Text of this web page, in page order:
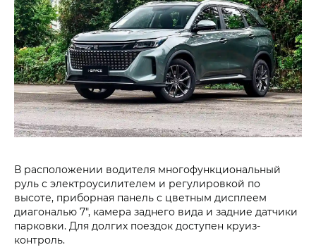
В расположении водителя многофункциональный
руль с электроусилителем и регулировкой по
высоте, приборная панель с цветным дисплеем
диагональю 7", камера заднего вида и задние датчики
парковки. Для долгих поездок доступен круиз-
контроль.